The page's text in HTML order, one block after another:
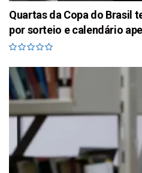
Quartas da Copa do Brasil
por sorteio e calendário